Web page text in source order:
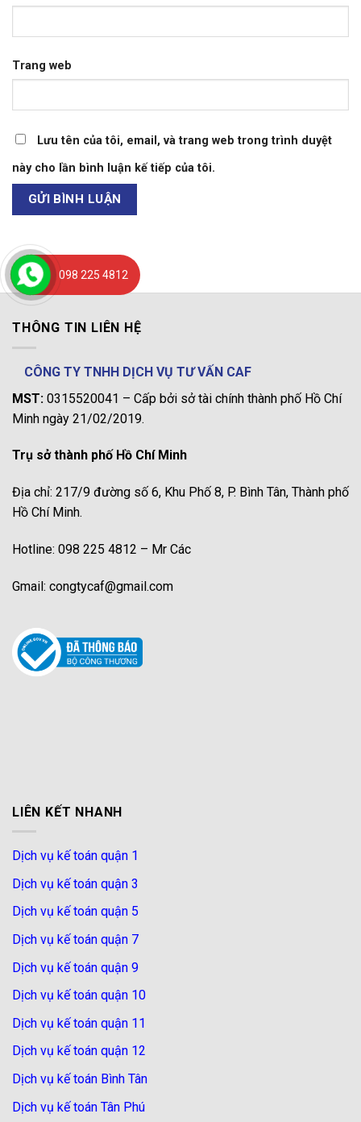
Trang web
Lưu tên của tôi, email, và trang web trong trình duyệt
này cho lần bình luận kế tiếp của tôi.
THÔNG TIN LIÊN HỆ
CÔNG TY TNHH DỊCH VỤ TƯ VẤN CAF
MST: 0315520041 – Cấp bởi sở tài chính thành phố Hồ Chí
Minh ngày 21/02/2019.
Trụ sở thành phố Hồ Chí Minh
Địa chỉ: 217/9 đường số 6, Khu Phố 8, P. Bình Tân, Thành phố
Hồ Chí Minh.
Hotline: 098 225 4812 – Mr Các
Gmail: congtycaf@gmail.com
LIÊN KẾT NHANH
Dịch vụ kế toán quận 1
Dịch vụ kế toán quận 3
Dịch vụ kế toán quận 5
Dịch vụ kế toán quận 7
Dịch vụ kế toán quận 9
Dịch vụ kế toán quận 10
Dịch vụ kế toán quận 11
Dịch vụ kế toán quận 12
Dịch vụ kế toán Bình Tân
Dịch vụ kế toán Tân Phú
098 225 4812